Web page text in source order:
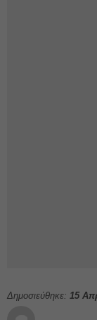
Δημοσιεύθηκε: 15